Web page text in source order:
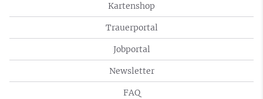
Kartenshop
Trauerportal
Jobportal
Newsletter
FAQ